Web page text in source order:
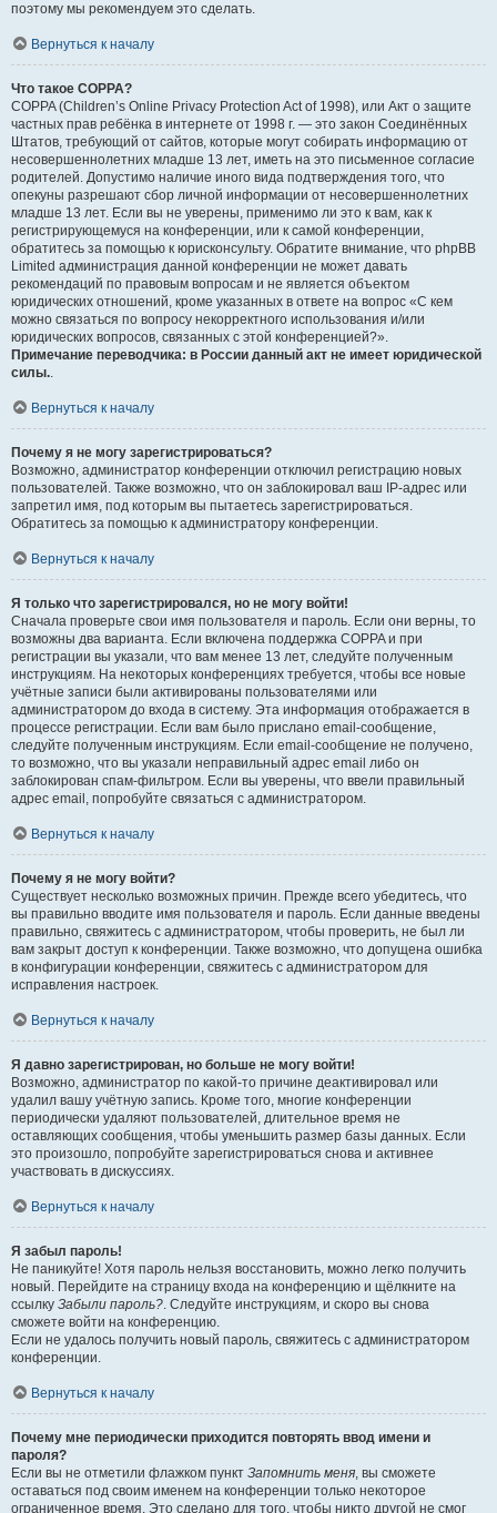
поэтому мы рекомендуем это сделать.
Вернуться к началу
Что такое COPPA?
COPPA (Children’s Online Privacy Protection Act of 1998), или Акт о защите
частных прав ребёнка в интернете от 1998 г. — это закон Соединённых
Штатов, требующий от сайтов, которые могут собирать информацию от
несовершеннолетних младше 13 лет, иметь на это письменное согласие
родителей. Допустимо наличие иного вида подтверждения того, что
опекуны разрешают сбор личной информации от несовершеннолетних
младше 13 лет. Если вы не уверены, применимо ли это к вам, как к
регистрирующемуся на конференции, или к самой конференции,
обратитесь за помощью к юрисконсульту. Обратите внимание, что phpBB
Limited администрация данной конференции не может давать
рекомендаций по правовым вопросам и не является объектом
юридических отношений, кроме указанных в ответе на вопрос «С кем
можно связаться по вопросу некорректного использования и/или
юридических вопросов, связанных с этой конференцией?».
Примечание переводчика: в России данный акт не имеет юридической
силы..
Вернуться к началу
Почему я не могу зарегистрироваться?
Возможно, администратор конференции отключил регистрацию новых
пользователей. Также возможно, что он заблокировал ваш IP-адрес или
запретил имя, под которым вы пытаетесь зарегистрироваться.
Обратитесь за помощью к администратору конференции.
Вернуться к началу
Я только что зарегистрировался, но не могу войти!
Сначала проверьте свои имя пользователя и пароль. Если они верны, то
возможны два варианта. Если включена поддержка COPPA и при
регистрации вы указали, что вам менее 13 лет, следуйте полученным
инструкциям. На некоторых конференциях требуется, чтобы все новые
учётные записи были активированы пользователями или
администратором до входа в систему. Эта информация отображается в
процессе регистрации. Если вам было прислано email-сообщение,
следуйте полученным инструкциям. Если email-сообщение не получено,
то возможно, что вы указали неправильный адрес email либо он
заблокирован спам-фильтром. Если вы уверены, что ввели правильный
адрес email, попробуйте связаться с администратором.
Вернуться к началу
Почему я не могу войти?
Существует несколько возможных причин. Прежде всего убедитесь, что
вы правильно вводите имя пользователя и пароль. Если данные введены
правильно, свяжитесь с администратором, чтобы проверить, не был ли
вам закрыт доступ к конференции. Также возможно, что допущена ошибка
в конфигурации конференции, свяжитесь с администратором для
исправления настроек.
Вернуться к началу
Я давно зарегистрирован, но больше не могу войти!
Возможно, администратор по какой-то причине деактивировал или
удалил вашу учётную запись. Кроме того, многие конференции
периодически удаляют пользователей, длительное время не
оставляющих сообщения, чтобы уменьшить размер базы данных. Если
это произошло, попробуйте зарегистрироваться снова и активнее
участвовать в дискуссиях.
Вернуться к началу
Я забыл пароль!
Не паникуйте! Хотя пароль нельзя восстановить, можно легко получить
новый. Перейдите на страницу входа на конференцию и щёлкните на
ссылку Забыли пароль?. Следуйте инструкциям, и скоро вы снова
сможете войти на конференцию.
Если не удалось получить новый пароль, свяжитесь с администратором
конференции.
Вернуться к началу
Почему мне периодически приходится повторять ввод имени и
пароля?
Если вы не отметили флажком пункт Запомнить меня, вы сможете
оставаться под своим именем на конференции только некоторое
ограниченное время. Это сделано для того, чтобы никто другой не смог